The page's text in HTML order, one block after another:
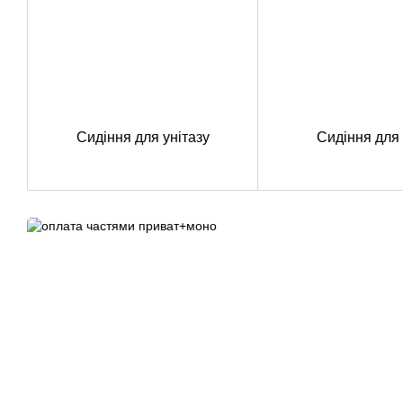
Сидіння для унітазу Сидіння для